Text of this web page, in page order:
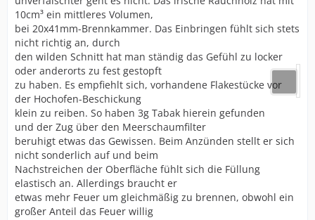
10cm³ ein mittleres Volumen,
bei 20x41mm-Brennkammer. Das Einbringen fühlt sich stets
nicht richtig an, durch
den wilden Schnitt hat man ständig das Gefühl zu locker
oder anderorts zu fest gestopft
zu haben. Es empfiehlt sich, vorhandene Flakestücke vor
der Hochofen-Beschickung
klein zu reiben. So haben 3g Tabak hierein gefunden
und der Zug über den Meerschaumfilter
beruhigt etwas das Gewissen. Beim Anzünden stellt er sich
nicht sonderlich auf und beim
Nachstreichen der Oberfläche fühlt sich die Füllung
elastisch an. Allerdings braucht er
etwas mehr Feuer um gleichmäßig zu brennen, obwohl ein
großer Anteil das Feuer willig